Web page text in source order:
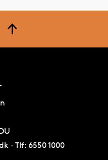
· Tlf: 6550 1000